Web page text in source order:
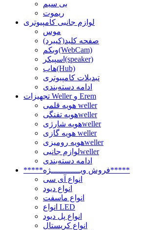
بی سیم
ریموت
لوازم جانبی کامپیوتری
موس
صفحه کلید(کیبرد)
وبکم(WebCam)
اسپیکر(speaker)
هاب(Hub)
تبدیلات کامپیوتری
ادامه دسته‌بندی
تجهیزات Weller و Erem
هویه قلمی weller
هویه تفنگیweller
هویه شارژیweller
هویه گازی weller
هویه رومیزیweller
لوازم جانبیweller
ادامه دسته‌بندی
*****فروش ویــــــــــــژه*****
انواع آی سی
انواع دیود
انواع ماسفت
انواع LED
انواع پل دیود
انواع کریستال